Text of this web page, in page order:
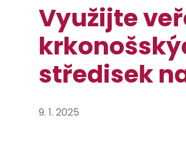
Využijte
středisek
9. 1. 2025